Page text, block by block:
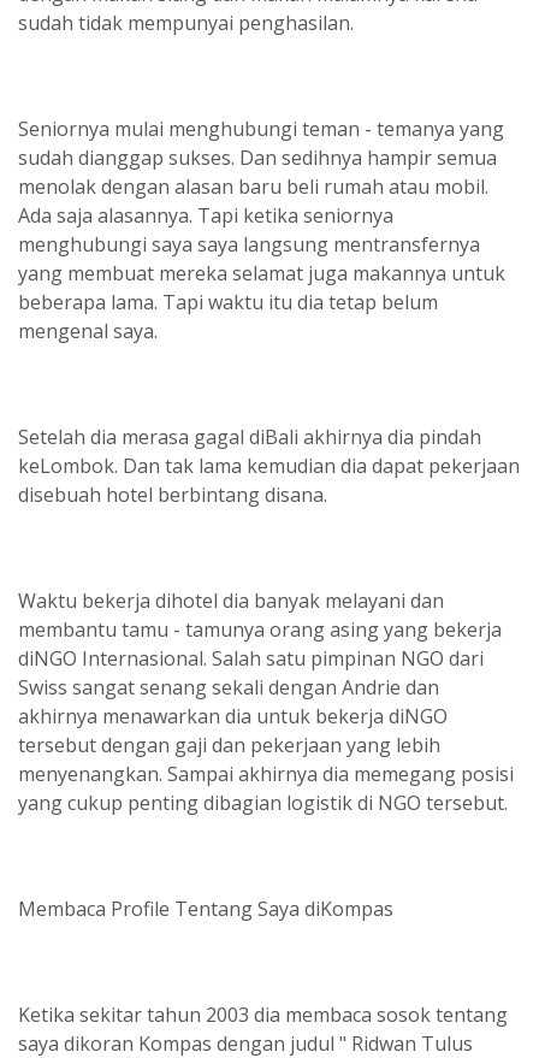
sudah tidak mempunyai penghasilan.
Seniornya mulai menghubungi teman - temanya yang
sudah dianggap sukses. Dan sedihnya hampir semua
menolak dengan alasan baru beli rumah atau mobil.
Ada saja alasannya. Tapi ketika seniornya
menghubungi saya saya langsung mentransfernya
yang membuat mereka selamat juga makannya untuk
beberapa lama. Tapi waktu itu dia tetap belum
mengenal saya.
Setelah dia merasa gagal diBali akhirnya dia pindah
keLombok. Dan tak lama kemudian dia dapat pekerjaan
disebuah hotel berbintang disana.
Waktu bekerja dihotel dia banyak melayani dan
membantu tamu - tamunya orang asing yang bekerja
diNGO Internasional. Salah satu pimpinan NGO dari
Swiss sangat senang sekali dengan Andrie dan
akhirnya menawarkan dia untuk bekerja diNGO
tersebut dengan gaji dan pekerjaan yang lebih
menyenangkan. Sampai akhirnya dia memegang posisi
yang cukup penting dibagian logistik di NGO tersebut.
Membaca Profile Tentang Saya diKompas
Ketika sekitar tahun 2003 dia membaca sosok tentang
saya dikoran Kompas dengan judul " Ridwan Tulus